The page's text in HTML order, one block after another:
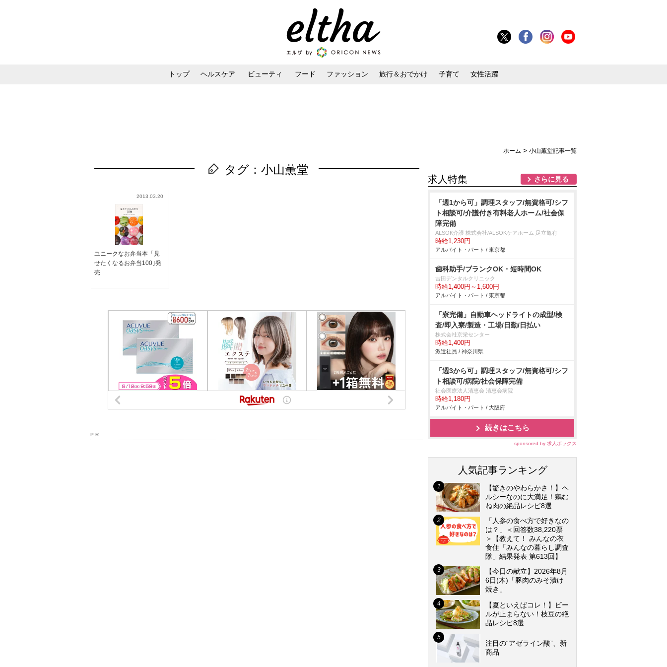
トップ ヘルスケア ビューティ フード ファッション 旅行＆おでかけ 子育て 女性活躍
ホーム > 小山薫堂記事一覧
タグ：小山薫堂
2013.03.20
ユニークなお弁当本「見
せたくなるお弁当100｣発
売
P R
求人特集 さらに見る
「週1から可」調理スタッフ/無資格可/シフ
ト相談可/介護付き有料老人ホーム/社会保
障完備
ALSOK介護 株式会社/ALSOKケアホーム 足立亀有
時給1,230円
アルバイト・パート / 東京都
歯科助手/ブランクOK・短時間OK
吉田デンタルクリニック
時給1,400円～1,600円
アルバイト・パート / 東京都
「寮完備」自動車ヘッドライトの成型/検
査/即入寮/製造・工場/日勤/日払い
株式会社京栄センター
時給1,400円
派遣社員 / 神奈川県
「週3から可」調理スタッフ/無資格可/シフ
ト相談可/病院/社会保障完備
社会医療法人清恵会 清恵会病院
時給1,180円
アルバイト・パート / 大阪府
続きはこちら
sponsored by 求人ボックス
人気記事ランキング
【驚きのやわらかさ！】ヘ
ルシーなのに大満足！鶏む
ね肉の絶品レシピ8選
「人参の食べ方で好きなの
は？」＜回答数38,220票
＞【教えて！ みんなの衣
食住「みんなの暮らし調査
隊」結果発表 第613回】
【今日の献立】2026年8月
6日(木)「豚肉のみそ漬け
焼き」
【夏といえばコレ！】ビー
ルが止まらない！枝豆の絶
品レシピ8選
注目の“アゼライン酸”、新
商品